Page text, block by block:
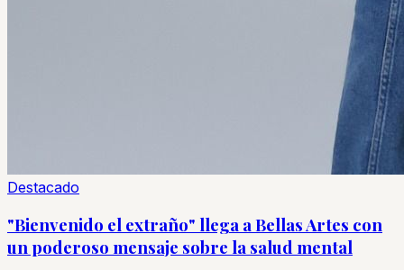
Destacado
"Bienvenido el extraño" llega a Bellas Artes con
un poderoso mensaje sobre la salud mental